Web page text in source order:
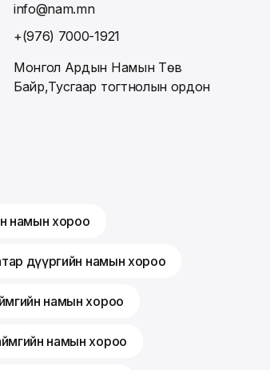
info@nam.mn
+(976) 7000-1921
Монгол Ардын Намын Төв
Байр,Тусгаар тогтнолын ордон
намын хороо
дүүргийн намын хороо
намын хороо
намын хороо